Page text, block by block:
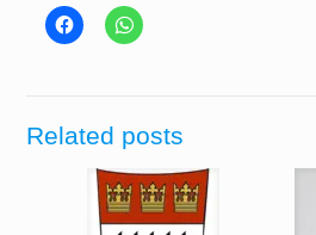
Related posts